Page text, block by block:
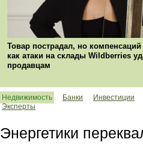
Товар пострадал, но компенсаций
как атаки на склады Wildberries
продавцам
Недвижимость Банки Инвестиции
Эксперты
Энергетики